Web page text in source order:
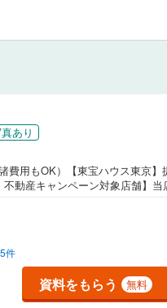
あり
費用もOK）【東宝ハウス東京】
動産キャンペーン対象店舗】当
資料をもらう」「見学予約をする
！ JAPAN IDでログインし
譲渡はできません。ご案内・詳
お問い合わせも常時受け付けて
件
資料をもらう 無料
内房線(94)
鹿島線
鶴見線(102)
八高線(180
オール電化（ 1）